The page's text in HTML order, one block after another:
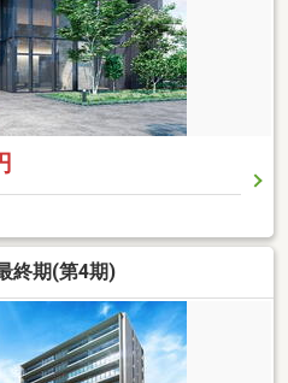
終期(第4期)